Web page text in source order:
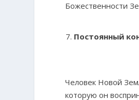
Божественности
Постоянный
Человек Новой
которую он